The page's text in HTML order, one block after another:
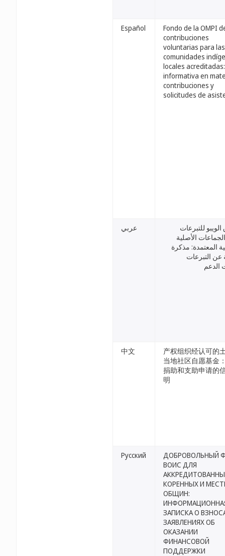
Español
Fondo de la OMPI
contribuciones
voluntarias para las
comunidades
locales
informativa en
contribuciones y
solicitudes de
عربي
للتبرعات
الأصلية
المعتمدة: مذكرة
عن التبرعات
الدعم
中文
产权组织经认可的
当地社区自愿基金
捐助和支助申请的
明
Русский
ДОБРОВОЛЬНЫЙ
ВОИС ДЛЯ
КОРЕННЫХ И
ОБЩИН:
ЗАПИСКА О
ЗАЯВЛЕНИЯХ ОБ
ОКАЗАНИИ
ФИНАНСОВОЙ
ПОДДЕРЖКИ